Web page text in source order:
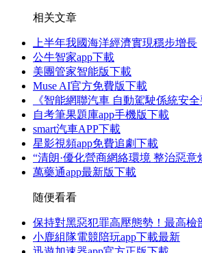
相关文章
上半年我國海洋經濟實現穩步增長
公牛智家app下載
美團管家智能版下載
Muse AI官方免費版下載
《智能網聯汽車 自動駕駛係統安
自考筆果題庫app手機版下載
smart汽車APP下載
星影視頻app免費追劇下載
“清朗·優化營商網絡環境 整治惡
萬藥通app最新版下載
随便看看
保持對黑惡犯罪高壓態勢！最高
小鹿組隊電競陪玩app下載最新